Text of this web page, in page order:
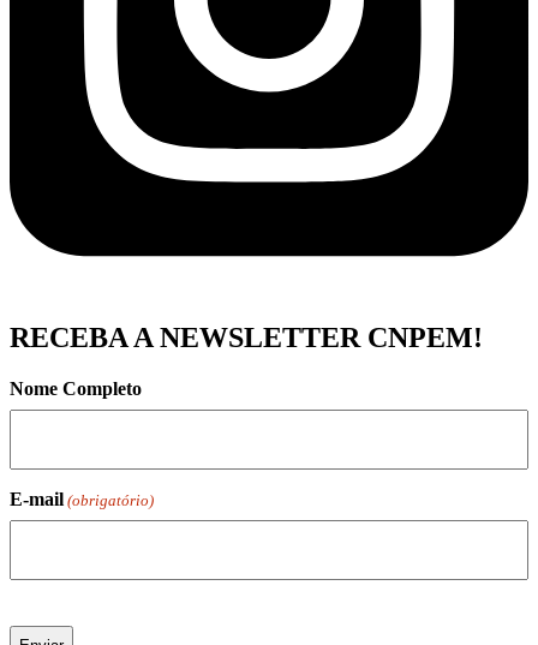
RECEBA A NEWSLETTER CNPEM!
Nome Completo
E-mail (obrigatório)